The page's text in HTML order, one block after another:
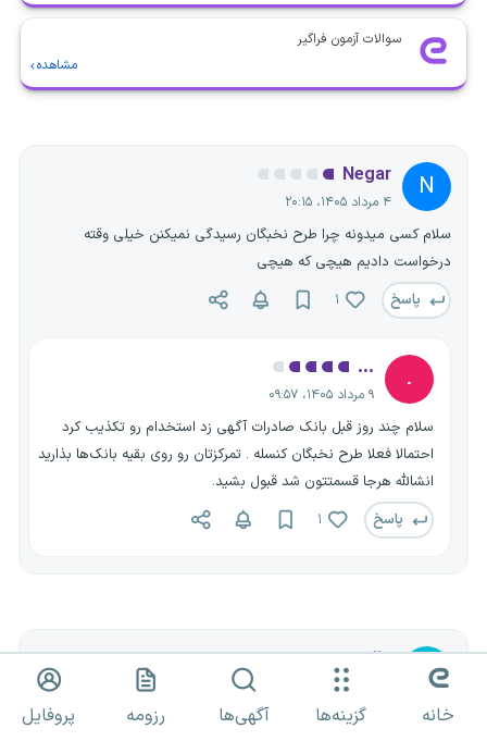
سوالات آزمون فراگیر
مشاهده
N
Negar
۴ مرداد ۱۴۰۵، ۲۰:۱۵
سلام کسی میدونه چرا طرح نخبگان رسیدگی نمیکنن خیلی وقته
درخواست دادیم هیچی که هیچی
پاسخ
۱
.
...
۹ مرداد ۱۴۰۵، ۰۹:۵۷
سلام چند روز قبل بانک صادرات آگهی زد استخدام رو تکذیب کرد
احتمالا فعلا طرح نخبگان کنسله . تمرکزتان رو روی بقیه بانک‌ها بذارید
انشالله هرجا قسمتتون شد قبول بشید.
پاسخ
۱
م مالمیر
سلام کاربر بانکی اکه فردا رفتی مصاحبه ازشون بپرس دوباره دعوت میکنن
خانه گزینه‌ها آگهی‌ها رزومه پروفایل